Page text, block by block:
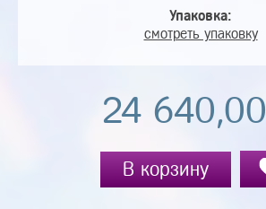
Упаковка:
смотреть упаковку
24 640,00
В корзину